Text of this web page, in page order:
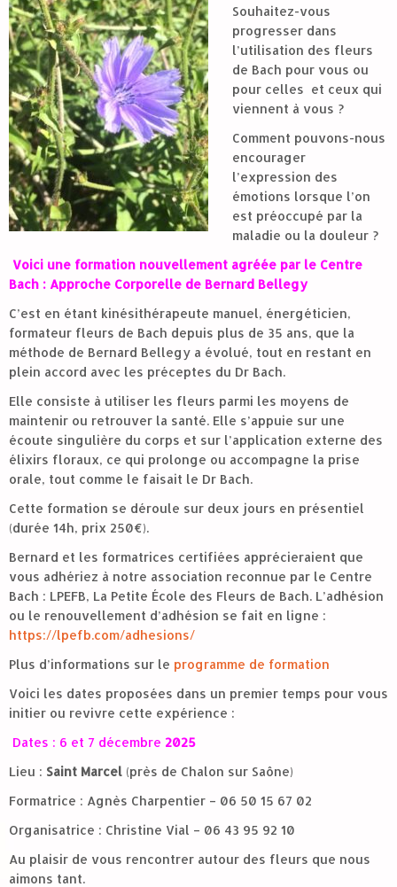
Souhaitez-vous
progresser dans
l’utilisation des fleurs
de Bach pour vous ou
pour celles et ceux qui
viennent à vous ?
Comment pouvons-nous
encourager
l’expression des
émotions lorsque l’on
est préoccupé par la
maladie ou la douleur ?
Voici une formation nouvellement agréée par le Centre
Bach : Approche Corporelle de Bernard Bellegy
C’est en étant kinésithérapeute manuel, énergéticien,
formateur fleurs de Bach depuis plus de 35 ans, que la
méthode de Bernard Bellegy a évolué, tout en restant en
plein accord avec les préceptes du Dr Bach.
Elle consiste à utiliser les fleurs parmi les moyens de
maintenir ou retrouver la santé. Elle s’appuie sur une
écoute singulière du corps et sur l’application externe des
élixirs floraux, ce qui prolonge ou accompagne la prise
orale, tout comme le faisait le Dr Bach.
Cette formation se déroule sur deux jours en présentiel
(durée 14h, prix 250€).
Bernard et les formatrices certifiées apprécieraient que
vous adhériez à notre association reconnue par le Centre
Bach : LPEFB, La Petite École des Fleurs de Bach. L’adhésion
ou le renouvellement d’adhésion se fait en ligne :
https://lpefb.com/adhesions/
Plus d’informations sur le programme de formation
Voici les dates proposées dans un premier temps pour vous
initier ou revivre cette expérience :
Dates : 6 et 7 décembre 2025
Lieu : Saint Marcel (près de Chalon sur Saône)
Formatrice : Agnès Charpentier – 06 50 15 67 02
Organisatrice : Christine Vial – 06 43 95 92 10
Au plaisir de vous rencontrer autour des fleurs que nous
aimons tant.